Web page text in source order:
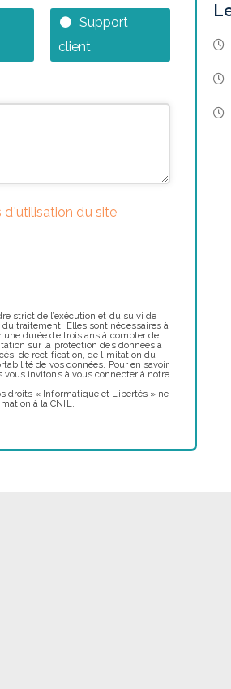
Support
client
d'utilisation du site
strict de l’exécution et du suivi de
traitement. Elles sont nécessaires à
une durée de trois ans à compter de
sur la protection des données à
de rectification, de limitation du
de vos données. Pour en savoir
invitons à vous connecter à notre
droits « Informatique et Libertés » ne
à la CNIL.